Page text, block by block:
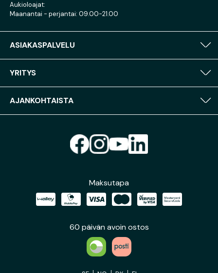
Aukioloajat:
Maanantai - perjantai: 09.00-21.00
ASIAKASPALVELU
YRITYS
AJANKOHTAISTA
Maksutapa
60 päivän avoin ostos